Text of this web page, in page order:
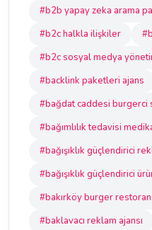
#b2b yapay zeka arama
#b2c halkla ilişkiler
#b2c sosyal medya
#backlink paketleri ajans
#bağdat caddesi burgerci
#bağımlılık tedavisi
#bağışıklık güçlendirici
#bağışıklık güçlendirici
#bakırköy burger
#baklavacı reklam ajansı